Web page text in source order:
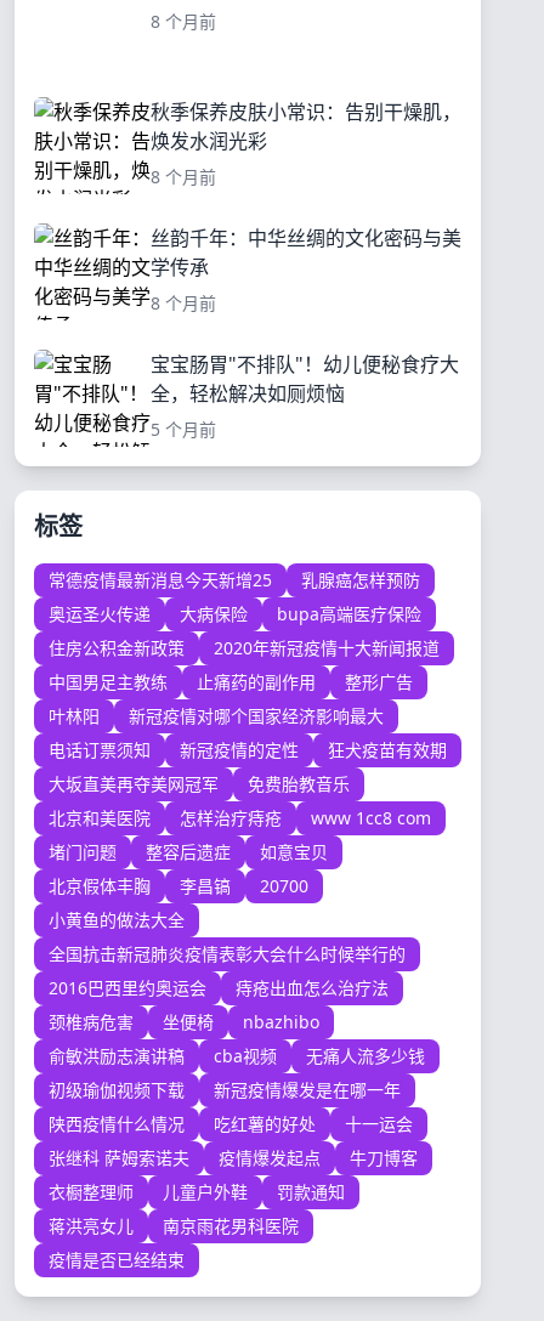
8 个月前
秋季保养皮肤小常识：告别干燥肌，
焕发水润光彩
8 个月前
丝韵千年：中华丝绸的文化密码与美
学传承
8 个月前
宝宝肠胃"不排队"！幼儿便秘食疗大
全，轻松解决如厕烦恼
5 个月前
标签
常德疫情最新消息今天新增25
乳腺癌怎样预防
奥运圣火传递
大病保险
bupa高端医疗保险
住房公积金新政策
2020年新冠疫情十大新闻报道
中国男足主教练
止痛药的副作用
整形广告
叶林阳
新冠疫情对哪个国家经济影响最大
电话订票须知
新冠疫情的定性
狂犬疫苗有效期
大坂直美再夺美网冠军
免费胎教音乐
北京和美医院
怎样治疗痔疮
www 1cc8 com
堵门问题
整容后遗症
如意宝贝
北京假体丰胸
李昌镐
20700
小黄鱼的做法大全
全国抗击新冠肺炎疫情表彰大会什么时候举行的
2016巴西里约奥运会
痔疮出血怎么治疗法
颈椎病危害
坐便椅
nbazhibo
俞敏洪励志演讲稿
cba视频
无痛人流多少钱
初级瑜伽视频下载
新冠疫情爆发是在哪一年
陕西疫情什么情况
吃红薯的好处
十一运会
张继科 萨姆索诺夫
疫情爆发起点
牛刀博客
衣橱整理师
儿童户外鞋
罚款通知
蒋洪亮女儿
南京雨花男科医院
疫情是否已经结束